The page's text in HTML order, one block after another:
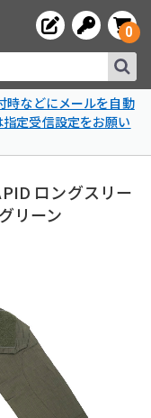
0
時などにメールを自動
定受信設定をお願い
ロングスリー
リーン